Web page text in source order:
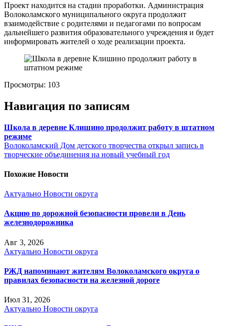
Проект находится на стадии проработки. Администрация
Волоколамского муниципального округа продолжит
взаимодействие с родителями и педагогами по вопросам
дальнейшего развития образовательного учреждения и будет
информировать жителей о ходе реализации проекта.
Просмотры: 103
Навигация по записям
Школа в деревне Клишино продолжит работу в штатном
режиме
Волоколамский Дом детского творчества открыл запись в
творческие объединения на новый учебный год
Похожие Новости
Актуально Новости округа
Акцию по дорожной безопасности провели в День
железнодорожника
Авг 3, 2026
Актуально Новости округа
РЖД напоминают жителям Волоколамского округа о
правилах безопасности на железной дороге
Июл 31, 2026
Актуально Новости округа